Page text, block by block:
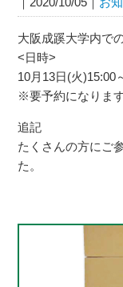
大阪成蹊大学内で
<日時>
10月13日(火)15:00
※要予約になります
追記
たくさんの方にご
た。